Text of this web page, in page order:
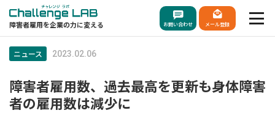
障害者雇用を企業の力に変える お問い合わせ メール登録
ニュース 2023.02.06
障害者雇用数、過去最高を更新も身体障害
者の雇用数は減少に